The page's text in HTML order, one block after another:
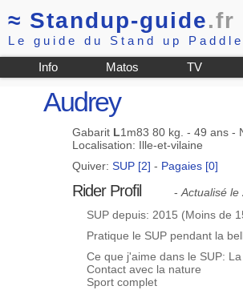
≈ Standup-guide.fr
Le guide du Stand up Paddle
Info Matos TV
Audrey
Gabarit L1m83 80 kg. - 49 ans -
Localisation: Ille-et-vilaine
Quiver:SUP [2] - Pagaies [0]
Rider Profil - Actualisé le
SUP depuis: 2015 (Moins de
Pratique le SUP pendant la
Ce que j'aime dans le SUP:
Contact avec la nature
Sport complet